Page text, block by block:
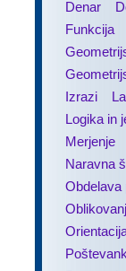
Denar
Funkcija
Izrazi
Logika in
Merjenje
Naravna
Obdelava